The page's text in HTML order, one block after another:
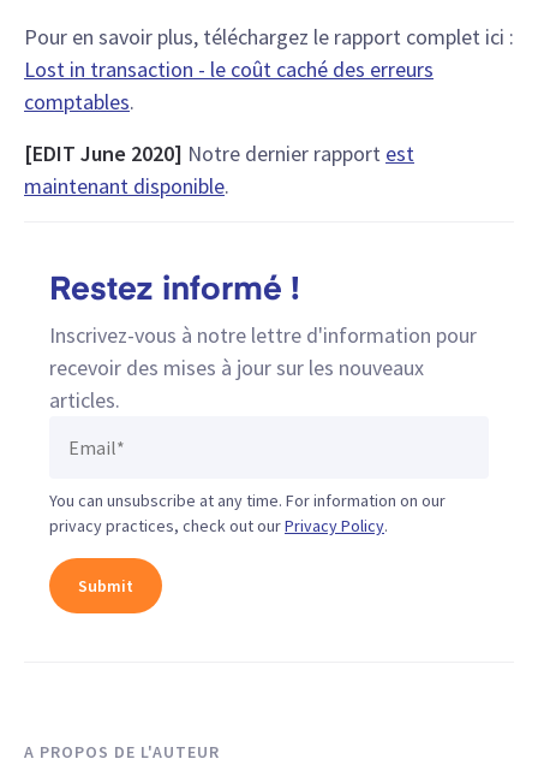
Pour en savoir plus, téléchargez le rapport complet ici :
Lost in transaction - le coût caché des erreurs
comptables.
[EDIT June 2020] Notre dernier rapport est
maintenant disponible.
Restez informé !
Inscrivez-vous à notre lettre d'information pour
recevoir des mises à jour sur les nouveaux
articles.
You can unsubscribe at any time. For information on our
privacy practices, check out ourPrivacy Policy.
A PROPOS DE L'AUTEUR